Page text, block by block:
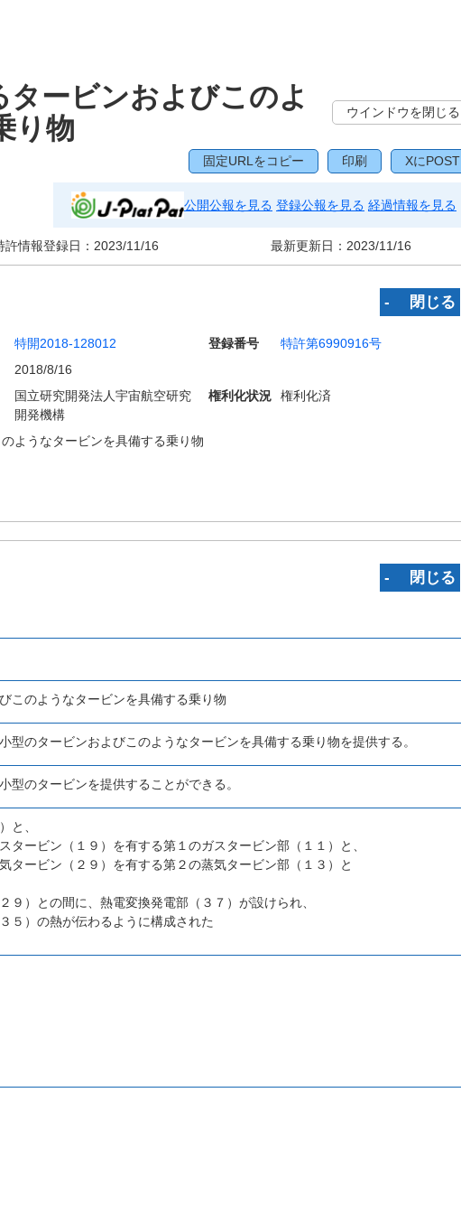
ービンおよびこのよ
り物
ウインドウを閉じる
固定URLをコピー 印刷 XにPOST
公開公報を見る 登録公報を見る 経過情報を見る
許情報登録日： 2023/11/16 最新更新日： 2023/11/16
‐ 閉じる
特開2018-128012 登録番号
特許第6990916号
2018/8/16
国立研究開発法人宇宙航空研究
開発機構
権利化状況 権利化済
ようなタービンを具備する乗り物
‐ 閉じる
このようなタービンを具備する乗り物
型のタービンおよびこのようなタービンを具備する乗り物を提供する。
型のタービンを提供することができる。
と、
タービン（１９）を有する第１のガスタービン部（１１）と、
タービン（２９）を有する第２の蒸気タービン部（１３）と
９）との間に、熱電変換発電部（３７）が設けられ、
５）の熱が伝わるように構成された